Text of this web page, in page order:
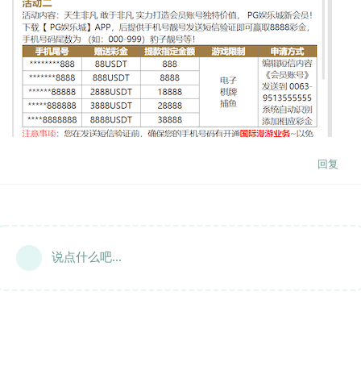
回复
说点什么吧...